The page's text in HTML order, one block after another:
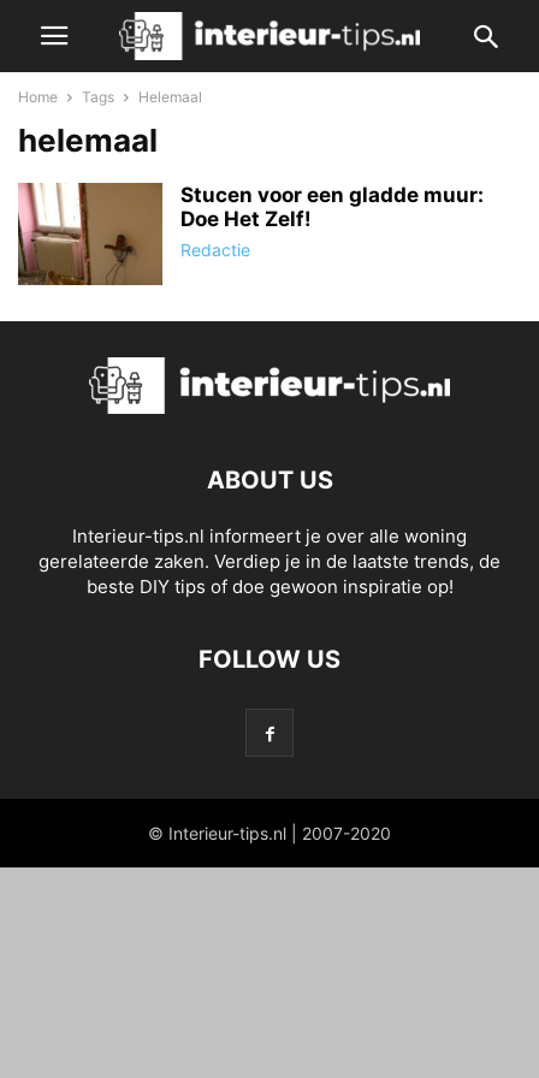
Home Tags Helemaal
helemaal
Stucen voor een gladde muur:
Doe Het Zelf!
Redactie
ABOUT US
Interieur-tips.nl informeert je over alle woning
gerelateerde zaken. Verdiep je in de laatste trends, de
beste DIY tips of doe gewoon inspiratie op!
FOLLOW US
© Interieur-tips.nl | 2007-2020